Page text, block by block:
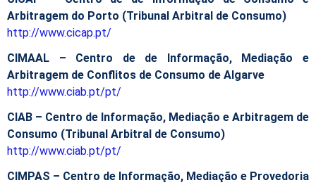
Arbitragem do Porto (Tribunal Arbitral de Consumo)
http://www.cicap.pt/
CIMAAL – Centro de de Informação, Mediação e
Arbitragem de Conflitos de Consumo de Algarve
http://www.ciab.pt/pt/
CIAB – Centro de Informação, Mediação e Arbitragem de
Consumo (Tribunal Arbitral de Consumo)
http://www.ciab.pt/pt/
CIMPAS – Centro de Informação, Mediação e Provedoria